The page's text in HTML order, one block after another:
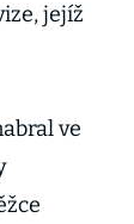
jejíž
ve